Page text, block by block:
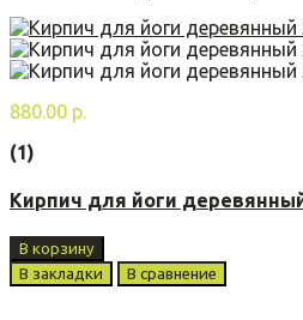
880.00 р.
(1)
Кирпич для йоги
В корзину
В закладки
В сравнение